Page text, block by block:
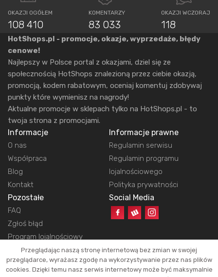
OKAZJI OGÓŁEM
108 410
KOMENTARZY
83 033
OKAZJI WCZORAJ
118
HotShops.pl - promocje, okazje, wyprzedaże, błędy
cenowe!
Najlepszy w Polsce portal z okazjami, dziel się ze
społecznością HotShops znalezioną przez ciebie okazją,
promocją, kodem rabatowym, oceniaj komentuj zdobywaj
punkty które wymienisz na nagrody!
Aktualne promocje w sklepach tylko na HotShops.pl - to
twoja strona z promocjami.
Informacje
O nas
Współpraca
Blog
Kontakt
Informacje prawne
Regulamin serwisu
Regulamin programu
lojalnościowego
Polityka prywatności
Pozostałe
FAQ
Zgłoś błąd
Program lojalnościowy
Social Media
Copyright © 2026 HotShops.pl - Wszelkie prawa zastrzeżone.
Przeglądając naszą stronę internetową bez zmian w swojej
przeglądarce, wyrażasz zgodę na wykorzystywanie przez nas plików
cookies. Dzięki temu nasz serwis internetowy może być maksymalnie